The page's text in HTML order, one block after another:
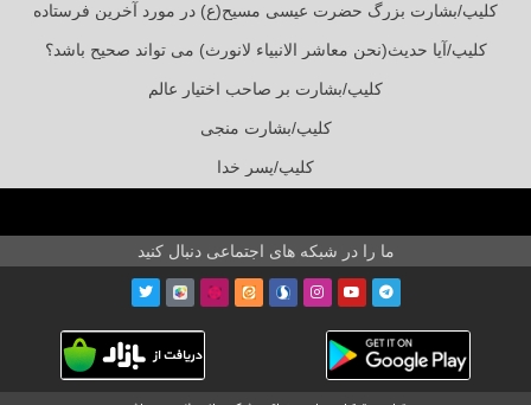
کلیپ/بشارت بزرگ حضرت عیسی مسیح(ع) در مورد آخرین فرستاده
کلیپ/آیا حدیث(نحن معاشر الانبیاء لانورث) می تواند صحیح باشد؟
کلیپ/بشارت بر صاحب اختیار عالم
کلیپ/بشارت منجی
کلیپ/پسر خدا
ما را در شبکه های اجتماعی دنبال کنید